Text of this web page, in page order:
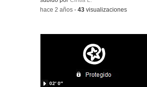
-hace 2 años -43 visualizaciones
02′ 0″